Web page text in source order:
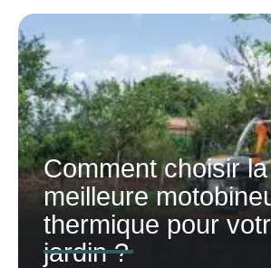
Comment choisir la
meilleure
thermique pour
jardin ?